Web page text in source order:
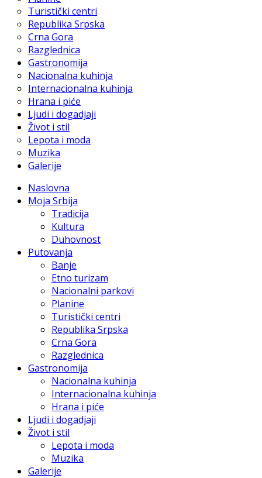
Turistički centri
Republika Srpska
Crna Gora
Razglednica
Gastronomija
Nacionalna kuhinja
Internacionalna kuhinja
Hrana i piće
Ljudi i dogadjaji
Život i stil
Lepota i moda
Muzika
Galerije
Naslovna
Moja Srbija
Tradicija
Kultura
Duhovnost
Putovanja
Banje
Etno turizam
Nacionalni parkovi
Planine
Turistički centri
Republika Srpska
Crna Gora
Razglednica
Gastronomija
Nacionalna kuhinja
Internacionalna kuhinja
Hrana i piće
Ljudi i dogadjaji
Život i stil
Lepota i moda
Muzika
Galerije